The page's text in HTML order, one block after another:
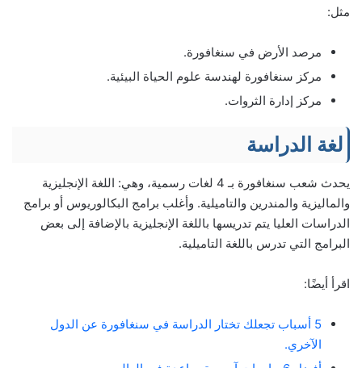
مثل:
مرصد الأرض في سنغافورة.
مركز سنغافورة لهندسة علوم الحياة البيئية.
مركز إدارة الثروات.
لغة الدراسة
يحدث شعب سنغافورة بـ 4 لغات رسمية، وهي: اللغة الإنجليزية
والماليزية والمندرين والتاميلية. وأغلب برامج البكالوريوس أو برامج
الدراسات العليا يتم تدريسها باللغة الإنجليزية بالإضافة إلى بعض
البرامج التي تدرس باللغة التاميلية.
اقرأ أيضًا:
5 أسباب تجعلك تختار الدراسة في سنغافورة عن الدول
الآخري.